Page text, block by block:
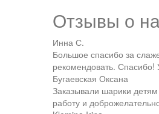
Отзывы о
Инна С.
Большое спасибо за
рекомендовать. Спасибо!
Бугаевская Оксана
Заказывали шарики
работу и